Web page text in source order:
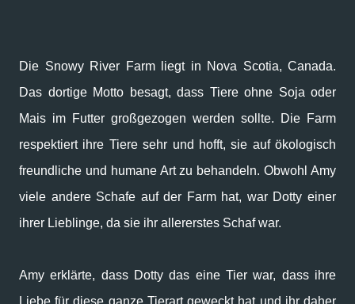
Die Snowy River Farm liegt in Nova Scotia, Canada.
Das dortige Motto besagt, dass Tiere ohne Soja oder
Mais im Futter großgezogen werden sollte. Die Farm
respektiert ihre Tiere sehr und hofft, sie auf ökologisch
freundliche und humane Art zu behandeln. Obwohl Amy
viele andere Schafe auf der Farm hat, war Dotty einer
ihrer Lieblinge, da sie ihr allererstes Schaf war.
Amy erklärte, dass Dotty das eine Tier war, dass ihre